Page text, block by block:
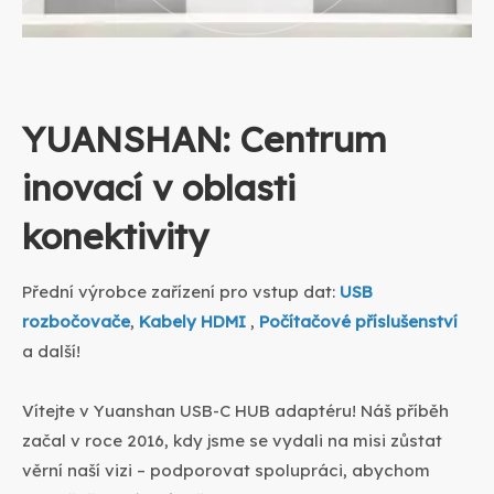
YUANSHAN: Centrum
inovací v oblasti
konektivity
Přední výrobce zařízení pro vstup dat: USB
rozbočovače, Kabely HDMI , Počítačové příslušenství
a další!
Vítejte v Yuanshan USB-C HUB adaptéru! Náš příběh
začal v roce 2016, kdy jsme se vydali na misi zůstat
věrní naší vizi – podporovat spolupráci, abychom